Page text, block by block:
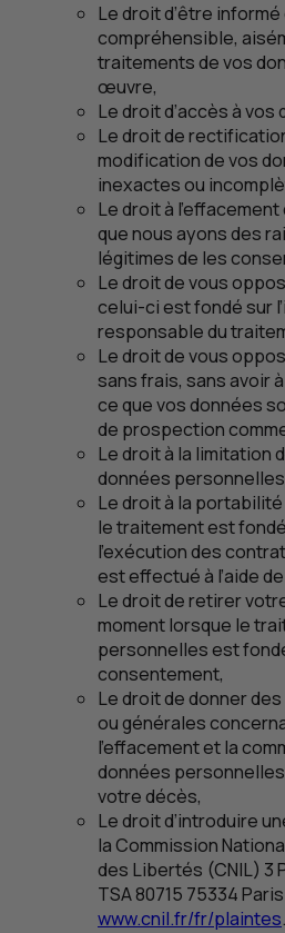
Le droit d’être
compréhensible,
traitements de vos
œuvre,
Le droit d’accès à vos
Le droit de
modification de vos
inexactes ou
Le droit à
que nous ayons des
légitimes de les
Le droit de vous
celui-ci est fondé sur
responsable du
Le droit de vous
sans frais, sans avoir
ce que vos données
de prospection
Le droit à la limitation
données
Le droit à la
le traitement est
l’exécution des
est effectué à l’aide
Le droit de retirer
moment lorsque le
personnelles est
consentement,
Le droit de donner
ou générales
l’effacement et la
données
votre décès,
Le droit d’introduire
la Commission
des Libertés (CNIL) 3
TSA80715 75334
www.cnil.fr/fr/plaintes.